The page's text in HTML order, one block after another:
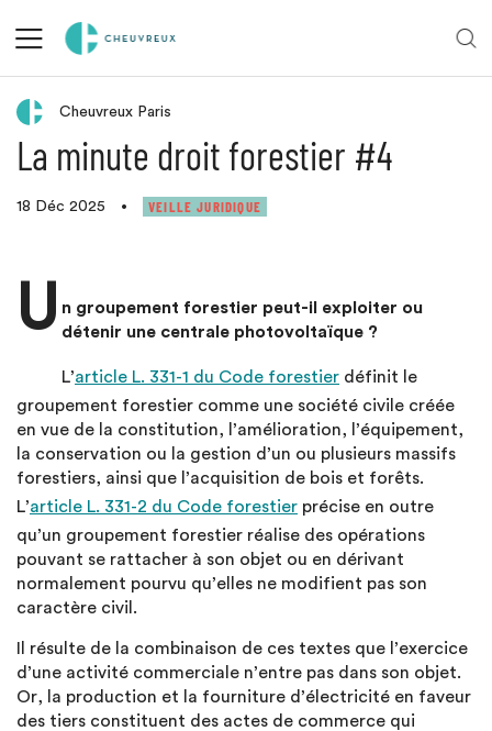
Retour aux actualités
Cheuvreux Paris
La minute droit forestier #4
18 Déc 2025 • VEILLE JURIDIQUE
U n groupement forestier peut-il exploiter ou
détenir une centrale photovoltaïque ?
L’article L. 331-1 du Code forestier définit le
groupement forestier comme une société civile créée
en vue de la constitution, l’amélioration, l’équipement,
la conservation ou la gestion d’un ou plusieurs massifs
forestiers, ainsi que l’acquisition de bois et forêts.
L’article L. 331-2 du Code forestier précise en outre
qu’un groupement forestier réalise des opérations
pouvant se rattacher à son objet ou en dérivant
normalement pourvu qu’elles ne modifient pas son
caractère civil.
Il résulte de la combinaison de ces textes que l’exercice
d’une activité commerciale n’entre pas dans son objet.
Or, la production et la fourniture d’électricité en faveur
des tiers constituent des actes de commerce qui